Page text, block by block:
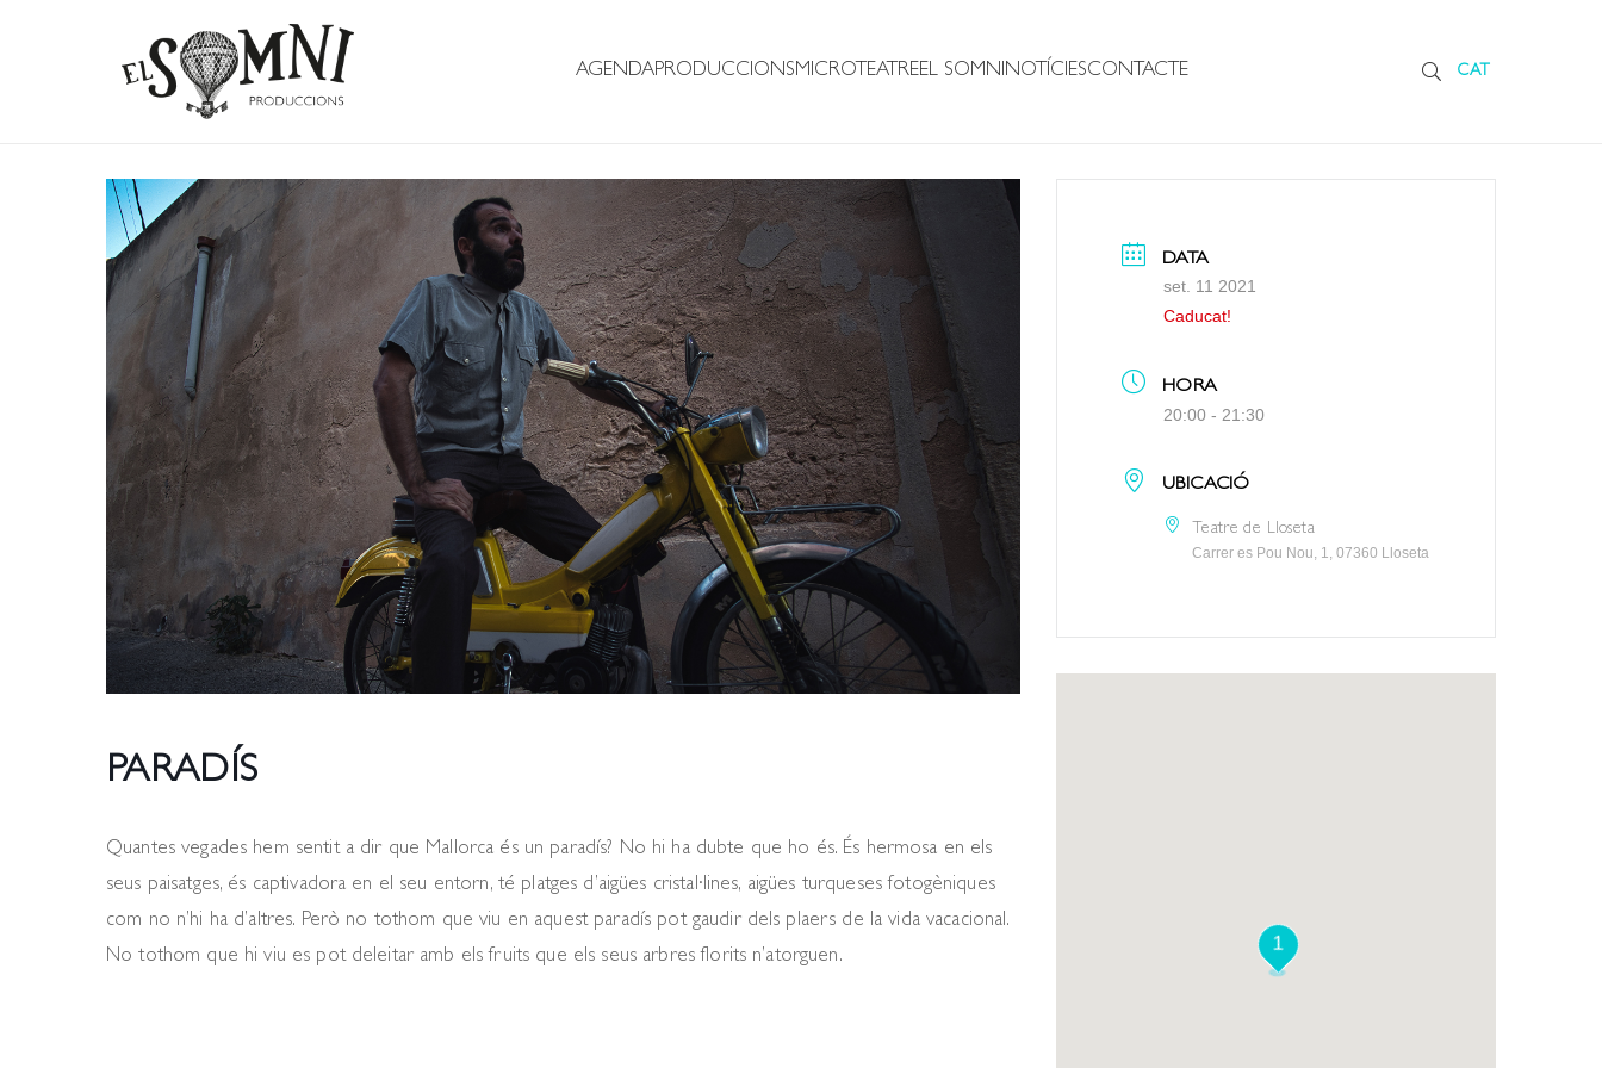
AGENDAPRODUCCIONSMICROTEATREEL SOMNINOTÍCIESCONTACTE CAT
PARADÍS
Quantes vegades hem sentit a dir que Mallorca és un paradís? No hi ha dubte que ho és. És hermosa en els
seus paisatges, és captivadora en el seu entorn, té platges d’aigües cristal·lines, aigües turqueses fotogèniques
com no n’hi ha d’altres. Però no tothom que viu en aquest paradís pot gaudir dels plaers de la vida vacacional.
No tothom que hi viu es pot deleitar amb els fruits que els seus arbres florits n’atorguen.
DATA
set. 11 2021
Caducat!
HORA
20:00 - 21:30
UBICACIÓ
Teatre de Lloseta
Carrer es Pou Nou, 1, 07360 Lloseta
1